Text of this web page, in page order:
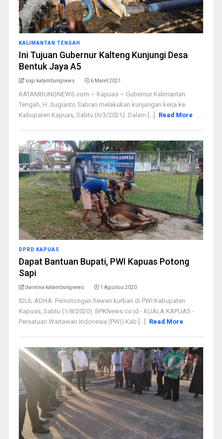
KALIMANTAN TENGAH
Ini Tujuan Gubernur Kalteng Kunjungi Desa
Bentuk Jaya A5
sogi katambungnews 6 Maret 2021
KATAMBUNGNEWS.com – Kapuas – Gubernur Kalimantan
Tengah, H. Sugianto Sabran melakukan kunjungan kerja ke
Kabupaten Kapuas, Sabtu (6/3/2021). Dalam [...]
Read More
DPRD KAPUAS
Dapat Bantuan Bupati, PWI Kapuas Potong
Sapi
dwinova katambungnews 1 Agustus 2020
IDUL ADHA: Pemotongan hewan kurban di PWI Kabupaten
Kapuas, Sabtu (1/8/2020). BPKNews.co.id - KUALA KAPUAS -
Persatuan Wartawan Indonesia (PWI) Kab [...]
Read More